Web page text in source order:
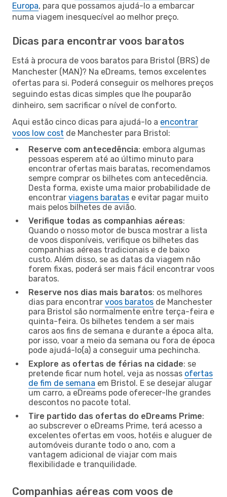
Europa, para que possamos ajudá-lo a embarcar
numa viagem inesquecível ao melhor preço.
Dicas para encontrar voos baratos
Está à procura de voos baratos para Bristol (BRS) de
Manchester (MAN)? Na eDreams, temos excelentes
ofertas para si. Poderá conseguir os melhores preços
seguindo estas dicas simples que lhe pouparão
dinheiro, sem sacrificar o nível de conforto.
Aqui estão cinco dicas para ajudá-lo a encontrar
voos low cost de Manchester para Bristol:
Reserve com antecedência: embora algumas
pessoas esperem até ao último minuto para
encontrar ofertas mais baratas, recomendamos
sempre comprar os bilhetes com antecedência.
Desta forma, existe uma maior probabilidade de
encontrar viagens baratas e evitar pagar muito
mais pelos bilhetes de avião.
Verifique todas as companhias aéreas:
Quando o nosso motor de busca mostrar a lista
de voos disponíveis, verifique os bilhetes das
companhias aéreas tradicionais e de baixo
custo. Além disso, se as datas da viagem não
forem fixas, poderá ser mais fácil encontrar voos
baratos.
Reserve nos dias mais baratos: os melhores
dias para encontrar voos baratos de Manchester
para Bristol são normalmente entre terça-feira e
quinta-feira. Os bilhetes tendem a ser mais
caros aos fins de semana e durante a época alta,
por isso, voar a meio da semana ou fora de época
pode ajudá-lo(a) a conseguir uma pechincha.
Explore as ofertas de férias na cidade: se
pretende ficar num hotel, veja as nossas ofertas
de fim de semana em Bristol. E se desejar alugar
um carro, a eDreams pode oferecer-lhe grandes
descontos no pacote total.
Tire partido das ofertas do eDreams Prime:
ao subscrever o eDreams Prime, terá acesso a
excelentes ofertas em voos, hotéis e aluguer de
automóveis durante todo o ano, com a
vantagem adicional de viajar com mais
flexibilidade e tranquilidade.
Companhias aéreas com voos de